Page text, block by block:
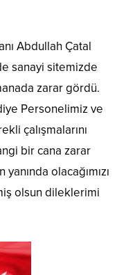
Abdullah Çatal
sanayi sitemizde
zarar gördü.
Personelimiz ve
çalışmalarını
bir cana zarar
olacağımızı
olsun dileklerimi